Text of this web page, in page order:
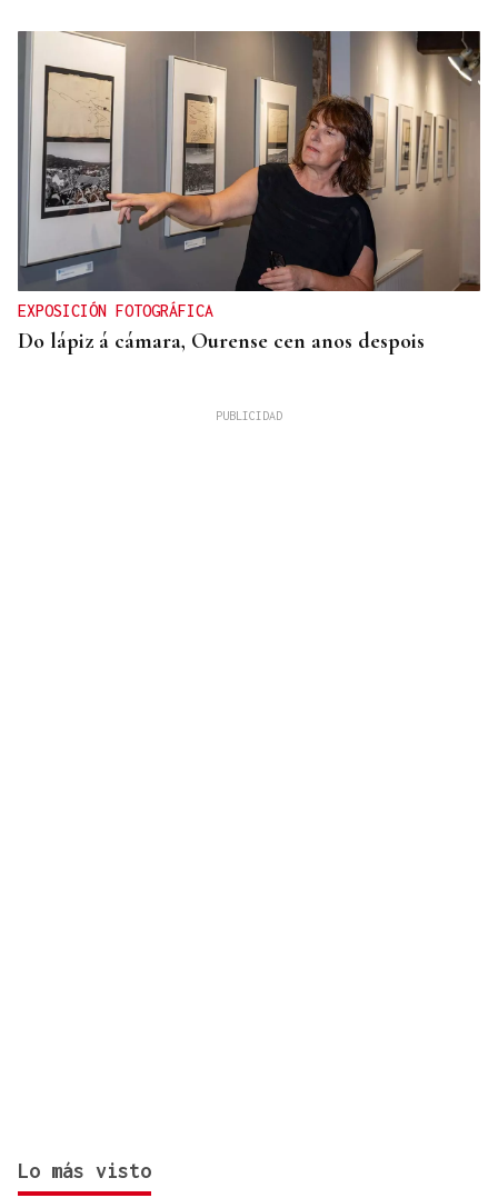
EXPOSICIÓN FOTOGRÁFICA
Do lápiz á cámara, Ourense cen anos despois
Lo más visto